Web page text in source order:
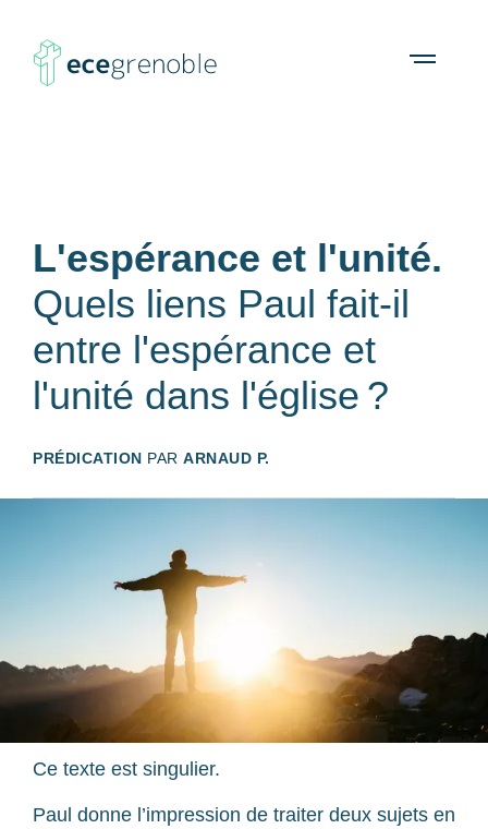
ECE
À propos Agenda RessourcesOpen
L'espérance et l'unité.
Quels liens Paul fait-il
entre l'espérance et
l'unité dans l'église ?
PRÉDICATION PAR ARNAUD P.
Ce texte est singulier.
Paul donne l’impression de traiter deux sujets en